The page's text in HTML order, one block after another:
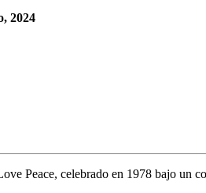
2024
Peace, celebrado en 1978 bajo un